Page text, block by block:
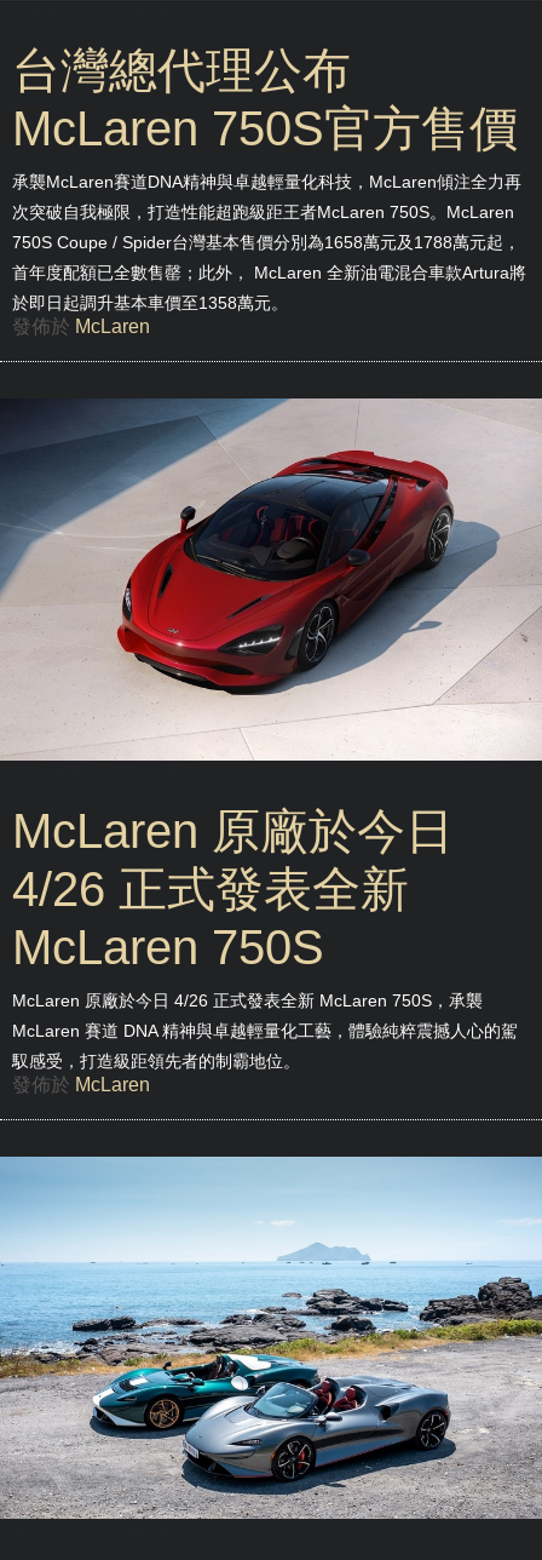
台灣總代理公布
McLaren 750S官方售價
承襲McLaren賽道DNA精神與卓越輕量化科技，McLaren傾注全力再
次突破自我極限，打造性能超跑級距王者McLaren 750S。McLaren
750S Coupe / Spider台灣基本售價分別為1658萬元及1788萬元起，
首年度配額已全數售罄；此外， McLaren 全新油電混合車款Artura將
於即日起調升基本車價至1358萬元。
發佈於 McLaren
McLaren 原廠於今日
4/26 正式發表全新
McLaren 750S
McLaren 原廠於今日 4/26 正式發表全新 McLaren 750S，承襲
McLaren 賽道 DNA 精神與卓越輕量化工藝，體驗純粹震撼人心的駕
馭感受，打造級距領先者的制霸地位。
發佈於 McLaren